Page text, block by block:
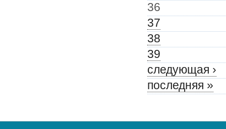
36
37
38
39
следующая ›
последняя »